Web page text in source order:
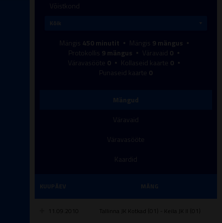
Võistkond
Mängis 450minutit Mängis 9 mängus
Protokollis 9 mängus Väravaid 0
Väravasööte 0 Kollaseid kaarte 0
Punaseid kaarte 0
Mängud
Väravaid
Väravasööte
Kaardid
KUUPÄEV MÄNG
11.09.2010 Tallinna JK Kotkad (01) - Keila JK II (01)